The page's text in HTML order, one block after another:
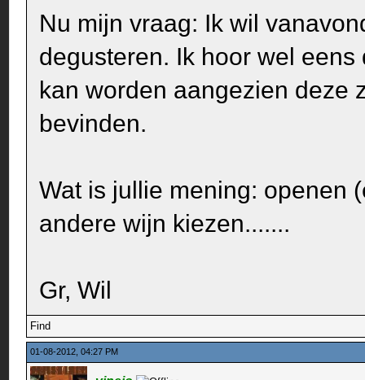
Nu mijn vraag: Ik wil
degusteren. Ik hoor wel
kan worden aangezien deze
bevinden.
Wat is jullie mening: openen
andere wijn kiezen.......
Gr, Wil
Find
01-08-2012, 04:27 PM